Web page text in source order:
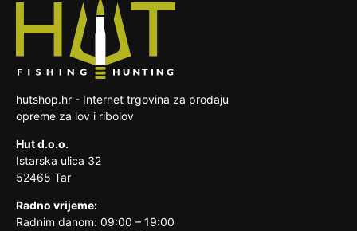
roba koja je zbog svoje prirode nakon
dostave nerazdvojivo pomiješana s
drugim stvarima
reklamacijskog proizvoda snosi prodavatelj.
hutshop.hr - Internet trgovina za prodaju
opreme za lov i ribolov
Hut d.o.o.
Istarska ulica 32
52465 Tar
Radno vrijeme:
Radnim danom: 09:00 – 19:00